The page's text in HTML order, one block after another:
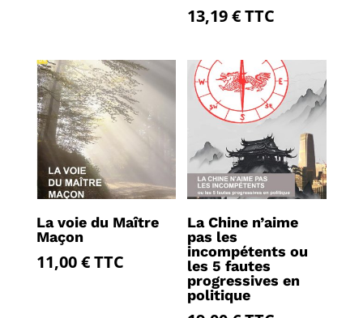
13,19€TTC
La voie du Maître
Maçon
11,00€TTC
La Chine n’aime
pas les
incompétents ou
les 5 fautes
progressives en
politique